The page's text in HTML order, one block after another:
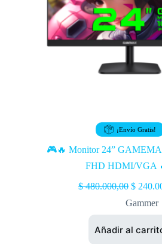
¡Envío Gratis!
🎮🔥 Monitor 24”
FHD HDMI/VGA
$480.000,00 $
Gammer
Añadir al